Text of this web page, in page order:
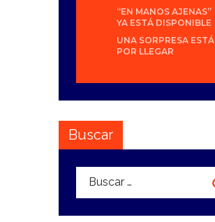
“EN MANOS AJENAS”
YA ESTÁ DISPONIBLE
UNA SORPRESA ESTÁ
POR LLEGAR
Buscar
Buscar: